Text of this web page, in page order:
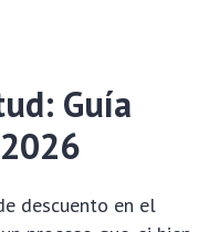
Guía
descuento en el